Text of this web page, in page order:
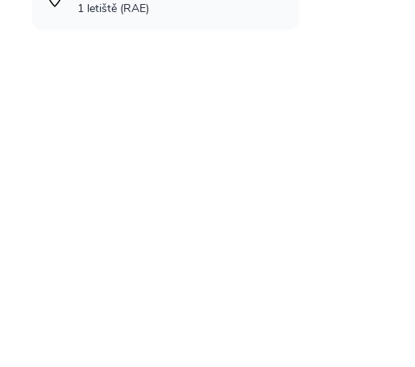
1 letiště (RAE)